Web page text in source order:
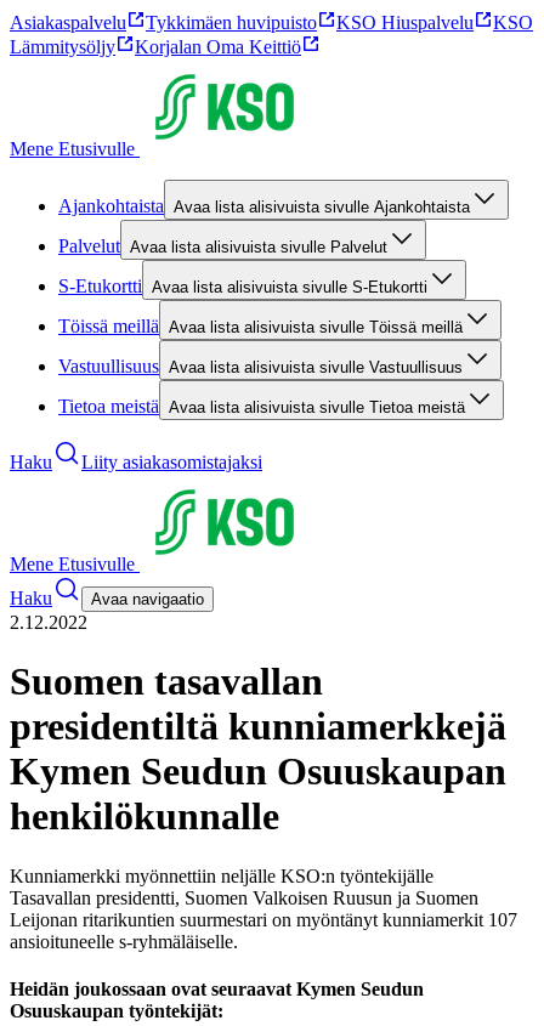
Asiakaspalvelu Tykkimäen huvipuisto KSO Hiuspalvelu
KSO
Lämmitysöljy
Korjalan Oma Keittiö
Mene Etusivulle
Ajankohtaista Avaa lista alisivuista sivulle Ajankohtaista
Palvelut Avaa lista alisivuista sivulle Palvelut
S-Etukortti Avaa lista alisivuista sivulle S-Etukortti
Töissä meillä Avaa lista alisivuista sivulle Töissä meillä
Vastuullisuus Avaa lista alisivuista sivulle Vastuullisuus
Tietoa meistä Avaa lista alisivuista sivulle Tietoa meistä
Haku Liity asiakasomistajaksi
Mene Etusivulle
Haku
Avaa navigaatio
2.12.2022
Suomen tasavallan
presidentiltä kunniamerkkejä
Kymen Seudun Osuuskaupan
henkilökunnalle
Kunniamerkki myönnettiin neljälle KSO:n työntekijälle
Tasavallan presidentti, Suomen Valkoisen Ruusun ja Suomen
Leijonan ritarikuntien suurmestari on myöntänyt kunniamerkit 107
ansioituneelle s-ryhmäläiselle.
Heidän joukossaan ovat seuraavat Kymen Seudun
Osuuskaupan työntekijät: